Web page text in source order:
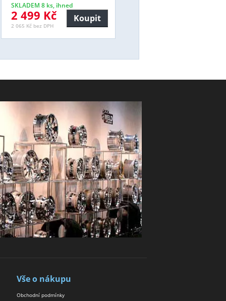
SKLADEM 8 ks, ihned
2 499 Kč
2 065 Kč bez DPH
Koupit
Vše o nákupu
Obchodní podmínky